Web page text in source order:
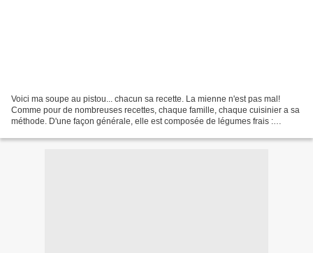
Voici ma soupe au pistou... chacun sa recette. La mienne n'est pas mal!
Comme pour de nombreuses recettes, chaque famille, chaque cuisinier a sa
méthode. D'une façon générale, elle est composée de légumes frais :